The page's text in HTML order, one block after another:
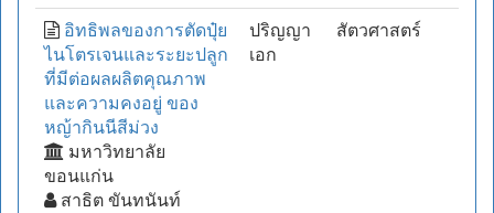
อิทธิพลของการตัดปุ๋ย
ไนโตรเจนและระยะปลูก
ที่มีต่อผลผลิตคุณภาพ
และความคงอยู่ ของ
หญ้ากินนีสีม่วง
มหาวิทยาลัย
ขอนแก่น
สาธิต ขันทนันท์
ปริญญา
เอก
สัตวศาสตร์